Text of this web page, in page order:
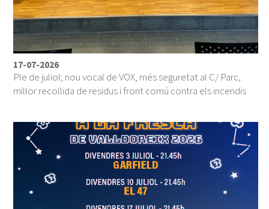
17-07-2026
Ple de juliol; nou vocal de VOX, més seguretat al C/ Parc,
millor recollida de residus i front comú contra els incendis